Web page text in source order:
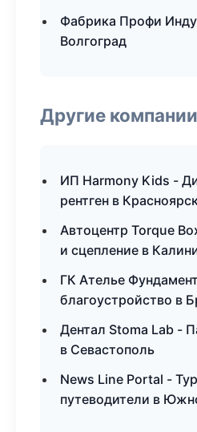
Фабрика Профи
Волгоград
Другие компании
ИП Harmony Kids -
рентген в
Автоцентр Torque
и сцепление в
ГК Ателье
благоустройство в
Дентал Stoma Lab -
в Севастополь
News Line Portal -
путеводители в